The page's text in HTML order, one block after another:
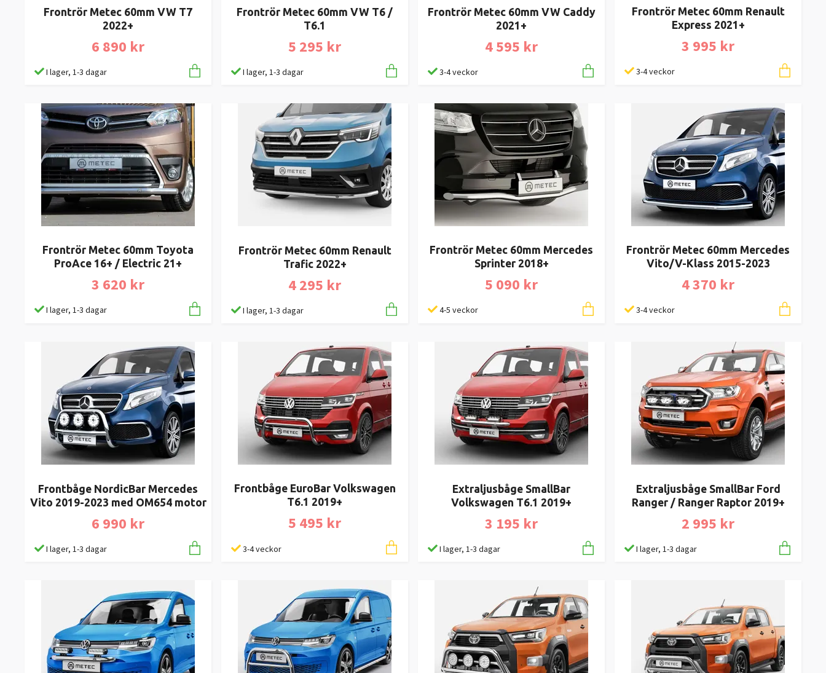
Frontrör Metec 60mm VW T7
2022+
6 890 kr
I lager, 1-3 dagar
Frontrör Metec 60mm VW T6 /
T6.1
5 295 kr
I lager, 1-3 dagar
Frontrör Metec 60mm VW Caddy
2021+
4 595 kr
3-4 veckor
Frontrör Metec 60mm Renault
Express 2021+
3 995 kr
3-4 veckor
Frontrör Metec 60mm Toyota
ProAce 16+ / Electric 21+
3 620 kr
I lager, 1-3 dagar
Frontrör Metec 60mm Renault
Trafic 2022+
4 295 kr
I lager, 1-3 dagar
Frontrör Metec 60mm Mercedes
Sprinter 2018+
5 090 kr
4-5 veckor
Frontrör Metec 60mm Mercedes
Vito/V-Klass 2015-2023
4 370 kr
3-4 veckor
Frontbåge NordicBar Mercedes
Vito 2019-2023 med OM654 motor
6 990 kr
I lager, 1-3 dagar
Frontbåge EuroBar Volkswagen
T6.1 2019+
5 495 kr
3-4 veckor
Extraljusbåge SmallBar
Volkswagen T6.1 2019+
3 195 kr
I lager, 1-3 dagar
Extraljusbåge SmallBar Ford
Ranger / Ranger Raptor 2019+
2 995 kr
I lager, 1-3 dagar